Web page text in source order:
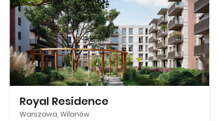
Royal Residence
Warszawa, Wilanów